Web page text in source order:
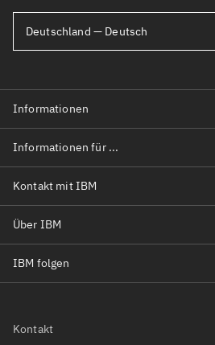
Deutschland — Deutsch
Kontakt